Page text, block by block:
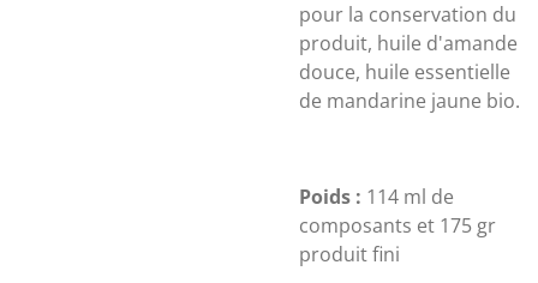
pour la conservation du
produit, huile d'amande
douce, huile essentielle
de mandarine jaune bio.
Poids : 114 ml de
composants et 175 gr
produit fini